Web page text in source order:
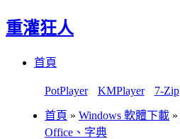
重灌狂人
首頁
PotPlayer KMPlayer 7-Zip
首頁 » Windows 軟體下載 »
Office、字典